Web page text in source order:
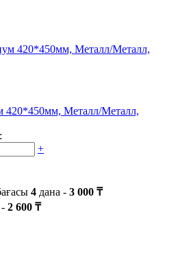
420*450мм, Металл/Металл,
+
4 дана - 3 000 ₸
2 600 ₸